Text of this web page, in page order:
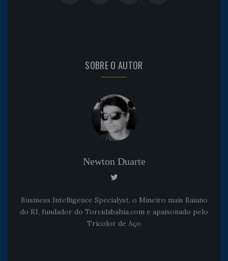
SOBRE O AUTOR
Newton Duarte
Business Intelligence Specialyst, o Mineiro mais Baiano
do RJ, fundador do Torcidabahia.com e apaixonado pelo
Tricolor de Aço